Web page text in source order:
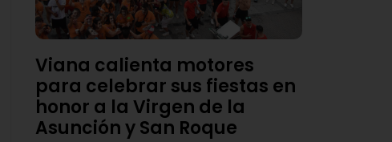
Viana calienta motores
para celebrar sus fiestas en
honor a la Virgen de la
Asunción y San Roque